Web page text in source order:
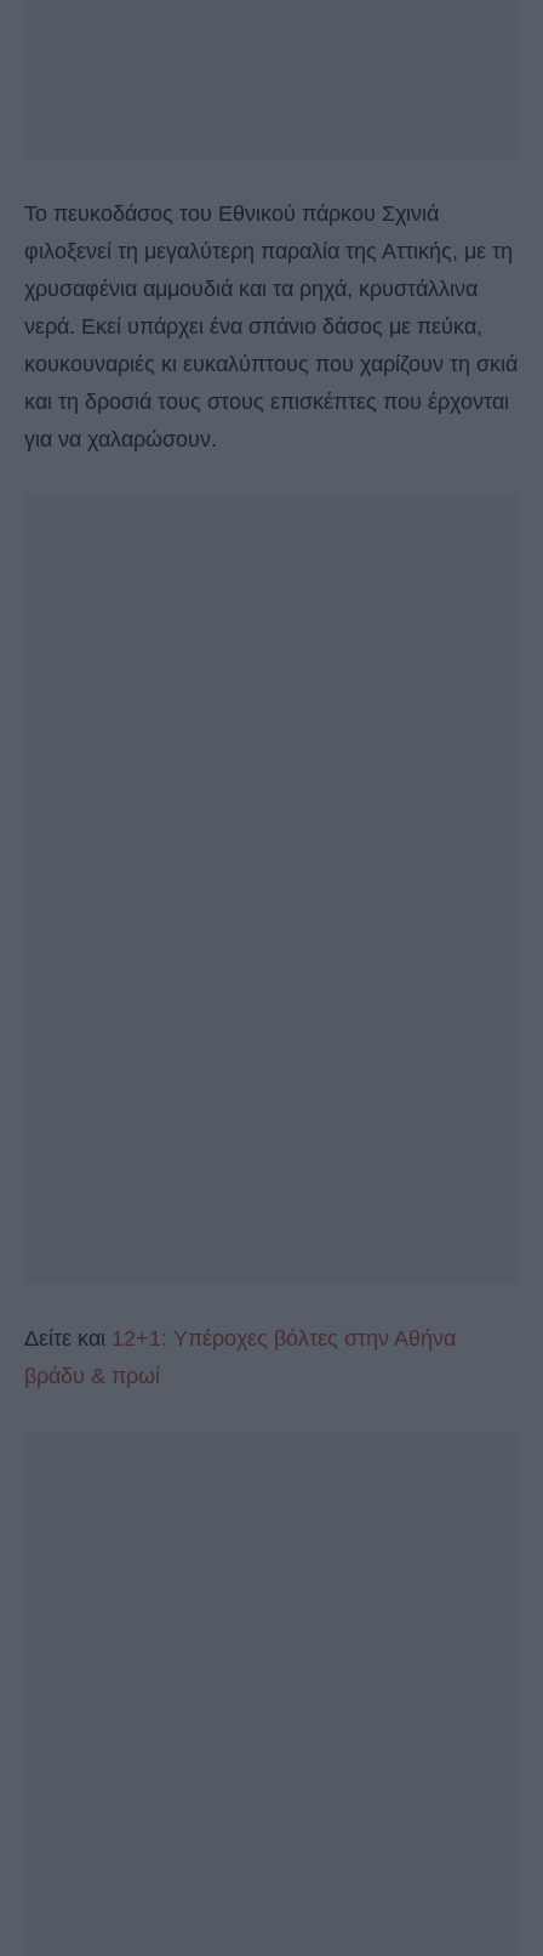
Το πευκοδάσος του Εθνικού πάρκου Σχινιά
φιλοξενεί τη μεγαλύτερη παραλία της Αττικής, με τη
χρυσαφένια αμμουδιά και τα ρηχά, κρυστάλλινα
νερά. Εκεί υπάρχει ένα σπάνιο δάσος με πεύκα,
κουκουναριές κι ευκαλύπτους που χαρίζουν τη σκιά
και τη δροσιά τους στους επισκέπτες που έρχονται
για να χαλαρώσουν.
Δείτε και 12+1: Υπέροχες βόλτες στην Αθήνα
βράδυ & πρωί